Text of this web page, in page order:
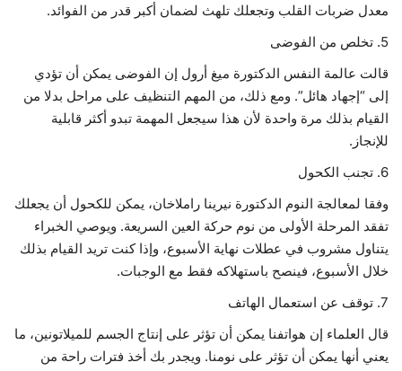
معدل ضربات القلب وتجعلك تلهث لضمان أكبر قدر من الفوائد.
5. تخلص من الفوضى
قالت عالمة النفس الدكتورة ميغ أرول إن الفوضى يمكن أن تؤدي
إلى “إجهاد هائل”. ومع ذلك، من المهم التنظيف على مراحل بدلا من
القيام بذلك مرة واحدة لأن هذا سيجعل المهمة تبدو أكثر قابلية
للإنجاز.
6. تجنب الكحول
وفقا لمعالجة النوم الدكتورة نيرينا راملاخان، يمكن للكحول أن يجعلك
تفقد المرحلة الأولى من نوم حركة العين السريعة. ويوصي الخبراء
يتناول مشروب في عطلات نهاية الأسبوع، وإذا كنت تريد القيام بذلك
خلال الأسبوع، فينصح باستهلاكه فقط مع الوجبات.
7. توقف عن استعمال الهاتف
قال العلماء إن هواتفنا يمكن أن تؤثر على إنتاج الجسم للميلاتونين، ما
يعني أنها يمكن أن تؤثر على نومنا. ويجدر بك أخذ فترات راحة من